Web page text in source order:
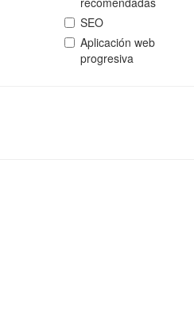
SEO
Aplicación web
progresiva